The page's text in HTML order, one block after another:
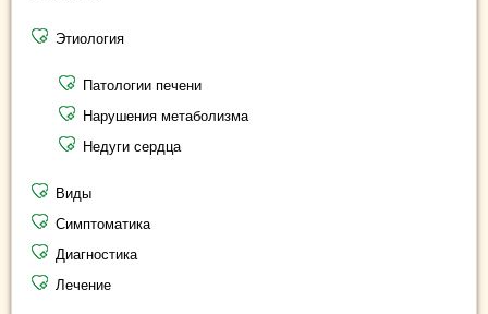
Этиология
Патологии печени
Нарушения метаболизма
Недуги сердца
Виды
Симптоматика
Диагностика
Лечение